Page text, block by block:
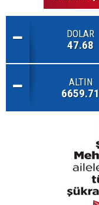
DOLAR
47.68
ALTIN
6659.71